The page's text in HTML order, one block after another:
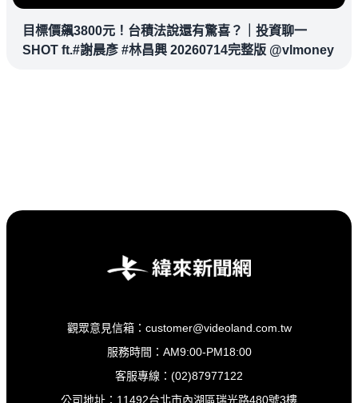
目標價飆3800元！台積法說還有驚喜？｜投資聊一
SHOT ft.#謝晨彥 #林昌興 20260714完整版 @vlmoney
觀眾意見信箱：customer@videoland.com.tw
服務時間：AM9:00-PM18:00
客服專線：(02)87977122
公司地址：11492台北市內湖區瑞光路480號3樓